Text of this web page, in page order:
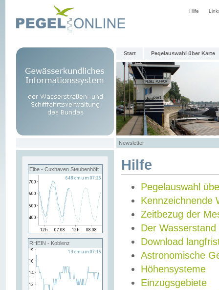
Hilfe
Start Pegelauswahl über Karte
Newsletter
Elbe - Cuxhaven Steubenhöft
RHEIN - Koblenz
Hilfe
Pegelauswahl
Kennzeichnende
Zeitbezug der
Der Wasserstand
Download
Astronomische
Höhensysteme
Einzugsgebiete